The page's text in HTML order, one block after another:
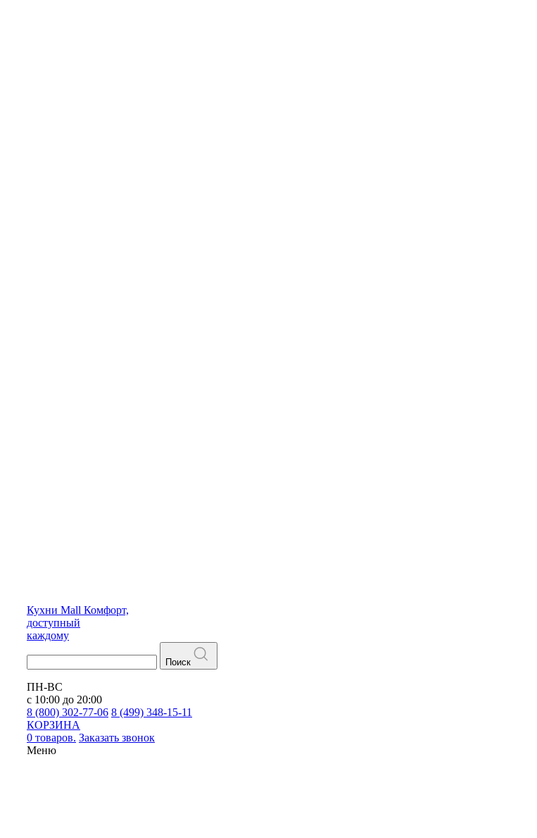
Кухни Mall Комфорт,
доступный
каждому
Поиск
ПН-ВС
с 10:00 до 20:00
8 (800) 302-77-06 8 (499) 348-15-11
КОРЗИНА
0 товаров. Заказать звонок
Меню